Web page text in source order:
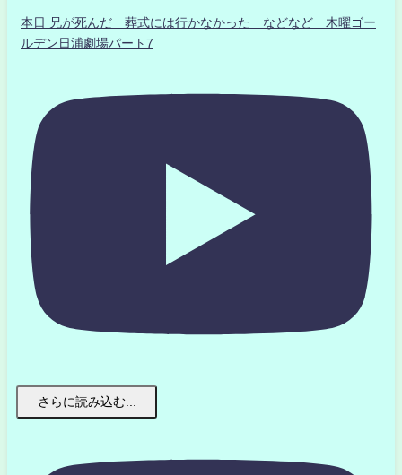
本日 兄が死んだ 葬式には行かなかった などなど 木曜ゴー
ルデン日浦劇場パート7
さらに読み込む...